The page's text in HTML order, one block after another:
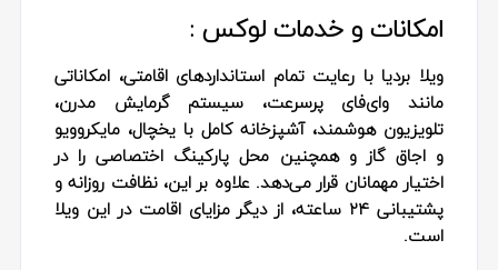
امکانات و خدمات لوکس :
ویلا بردیا با رعایت تمام استانداردهای اقامتی، امکاناتی
مانند وای‌فای پرسرعت، سیستم گرمایش مدرن،
تلویزیون هوشمند، آشپزخانه کامل با یخچال، مایکروویو
و اجاق گاز و همچنین محل پارکینگ اختصاصی را در
اختیار مهمانان قرار می‌دهد. علاوه بر این، نظافت روزانه و
پشتیبانی ۲۴ ساعته، از دیگر مزایای اقامت در این ویلا
است.